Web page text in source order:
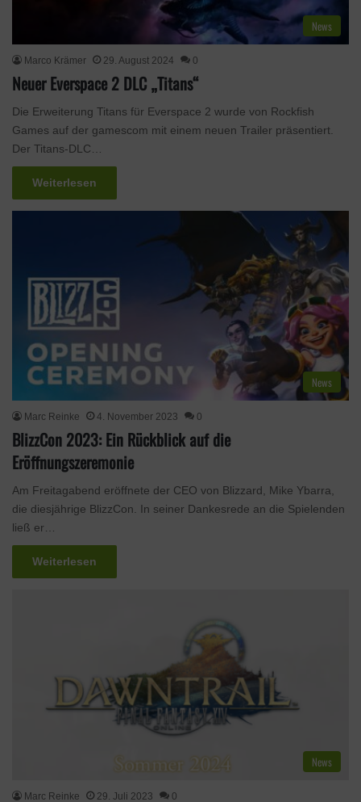
News
Marco Krämer 29. August 2024 0
Neuer Everspace 2 DLC „Titans“
Die Erweiterung Titans für Everspace 2 wurde von Rockfish
Games auf der gamescom mit einem neuen Trailer präsentiert.
Der Titans-DLC…
Weiterlesen
News
Marc Reinke 4. November 2023 0
BlizzCon 2023: Ein Rückblick auf die
Eröffnungszeremonie
Am Freitagabend eröffnete der CEO von Blizzard, Mike Ybarra,
die diesjährige BlizzCon. In seiner Dankesrede an die Spielenden
ließ er…
Weiterlesen
News
Marc Reinke 29. Juli 2023 0